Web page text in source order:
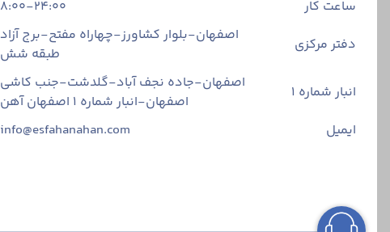
ساعت کار
8:00-24:00
دفتر مرکزی
اصفهان-بلوار کشاورز-چهاراه مفتح-برج آزاد
طبقه شش
انبار شماره 1
اصفهان-جاده نجف آباد-گلدشت-جنب کاشی
اصفهان-انبار شماره ۱ اصفهان آهن
ایمیل
info@esfahanahan.com